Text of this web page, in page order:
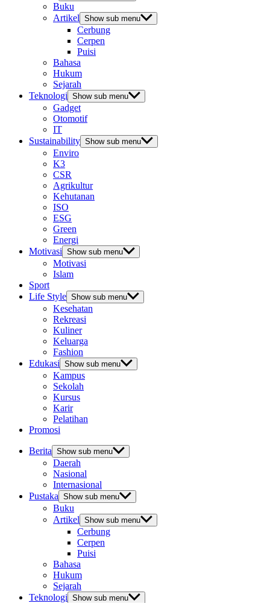
Buku
Artikel Show sub menu
Cerbung
Cerpen
Puisi
Bahasa
Hukum
Sejarah
Teknologi Show sub menu
Gadget
Otomotif
IT
Sustainability Show sub menu
Enviro
K3
CSR
Agrikultur
Kehutanan
ISO
ESG
Green
Energi
Motivasi Show sub menu
Motivasi
Islam
Sport
Life Style Show sub menu
Kesehatan
Rekreasi
Kuliner
Keluarga
Fashion
Edukasi Show sub menu
Kampus
Sekolah
Kursus
Karir
Pelatihan
Promosi
Berita Show sub menu
Daerah
Nasional
Internasional
Pustaka Show sub menu
Buku
Artikel Show sub menu
Cerbung
Cerpen
Puisi
Bahasa
Hukum
Sejarah
Teknologi Show sub menu